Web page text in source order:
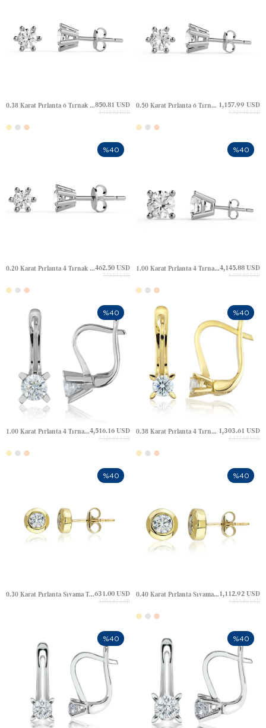
0.38 Karat Pırlanta 6 Tırnak Tektaş Altın Küpe850.81 USD
1,418.02 USD
0.50 Karat Pırlanta 6 Tırnak Tektaş Altın Küpe 1,157.99 USD
1,929.98 USD
0.20 Karat Pırlanta 4 Tırnak Tektaş Altın Küpe462.50 USD
770.84 USD
%40
1.00 Karat Pırlanta 4 Tırnak Tektaş Altın Küpe4,145.88 USD
6,909.80 USD
%40
1.00 Karat Pırlanta 4 Tırnak Tektaş J Altın Küpe4,516.16 USD
7,526.93 USD
%40
0.38 Karat Pırlanta 4 Tırnak Tektaş J Altın Küpe 1,303.61 USD
2,172.68 USD
%40
0.30 Karat Pırlanta Sıvama Tektaş Altın Küpe631.00 USD
1,051.67 USD
%40
0.40 Karat Pırlanta Sıvama Tektaş Altın Küpe1,112.92 USD
1,854.86 USD
%40
%40 %40